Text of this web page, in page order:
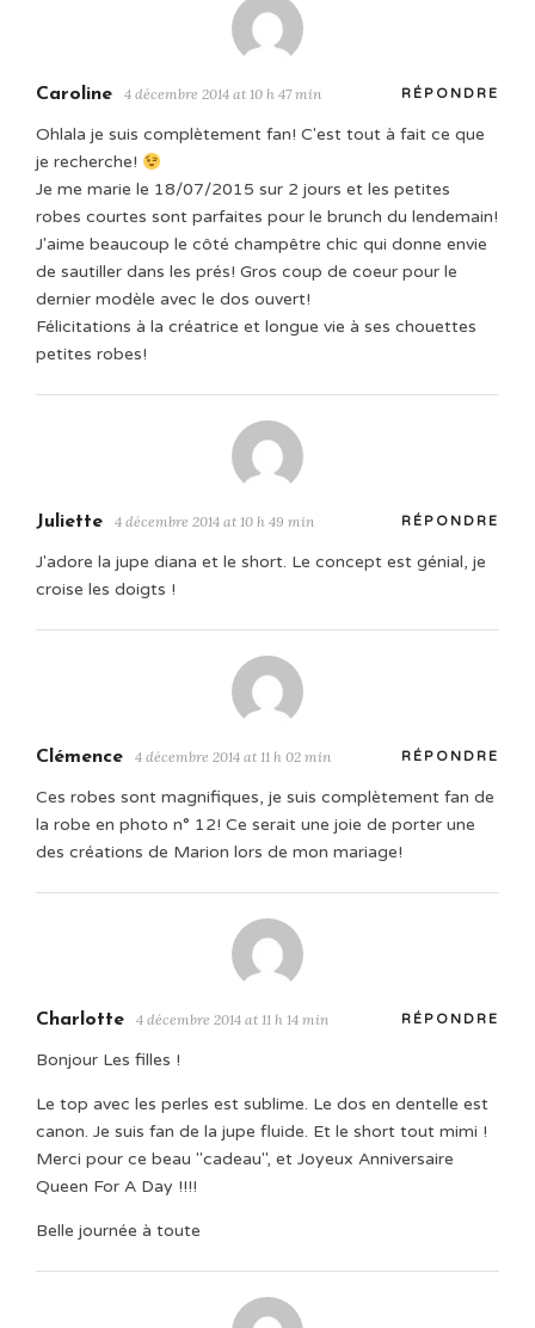
Caroline 4 décembre 2014 at 10 h 47 min RÉPONDRE
Ohlala je suis complètement fan! C'est tout à fait ce que
je recherche!
Je me marie le 18/07/2015 sur 2 jours et les petites
robes courtes sont parfaites pour le brunch du lendemain!
J'aime beaucoup le côté champêtre chic qui donne envie
de sautiller dans les prés! Gros coup de coeur pour le
dernier modèle avec le dos ouvert!
Félicitations à la créatrice et longue vie à ses chouettes
petites robes!
Juliette 4 décembre 2014 at 10 h 49 min RÉPONDRE
J'adore la jupe diana et le short. Le concept est génial, je
croise les doigts !
Clémence 4 décembre 2014 at 11 h 02 min RÉPONDRE
Ces robes sont magnifiques, je suis complètement fan de
la robe en photo n° 12! Ce serait une joie de porter une
des créations de Marion lors de mon mariage!
Charlotte 4 décembre 2014 at 11 h 14 min RÉPONDRE
Bonjour Les filles !
Le top avec les perles est sublime. Le dos en dentelle est
canon. Je suis fan de la jupe fluide. Et le short tout mimi !
Merci pour ce beau "cadeau", et Joyeux Anniversaire
Queen For A Day !!!!
Belle journée à toute